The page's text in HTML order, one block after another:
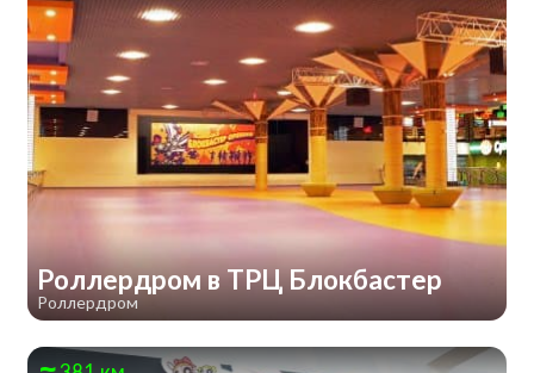
Роллердром в ТРЦ Блокбастер
Роллердром